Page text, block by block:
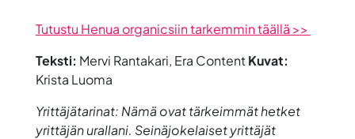
Tutustu Henua organicsiin tarkemmin täällä >>
Teksti: Mervi Rantakari, Era ContentKuvat:
Krista Luoma
Yrittäjätarinat: Nämä ovat tärkeimmät hetket
yrittäjän urallani. Seinäjokelaiset yrittäjät